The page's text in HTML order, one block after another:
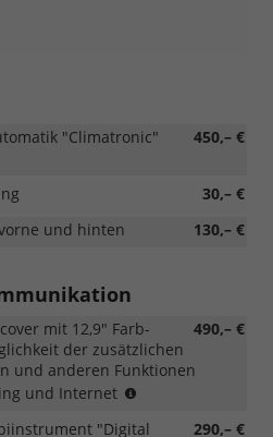
450,– €
"Climatronic"
30,– €
130,– €
und hinten
490,– €
mit 12,9" Farb-
der zusätzlichen
und anderen Funktionen
und Internet
Verbindung
290,– €
"Digital